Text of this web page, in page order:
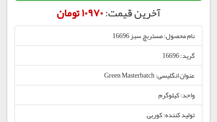
آخرین قیمت:10970 تومان
نام محصول: مستربچ سبز 16696
گرید: 16696
عنوان انگلیسی: Green Masterbatch
واحد: کیلوگرم
تولید کننده: کوربی